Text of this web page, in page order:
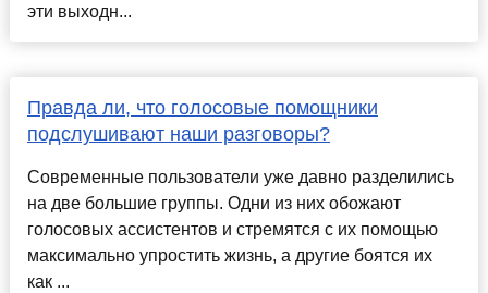
эти выходн...
Правда ли, что голосовые помощники
подслушивают наши разговоры?
Современные пользователи уже давно разделились
на две большие группы. Одни из них обожают
голосовых ассистентов и стремятся с их помощью
максимально упростить жизнь, а другие боятся их
как ...